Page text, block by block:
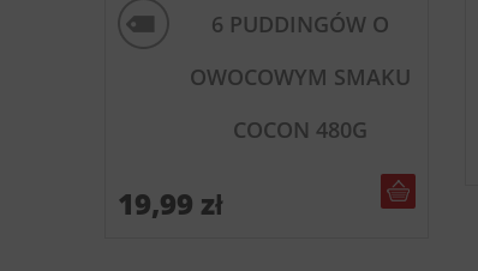
6 PUDDINGÓW O
OWOCOWYM SMAKU
COCON 480G
19,99 zł